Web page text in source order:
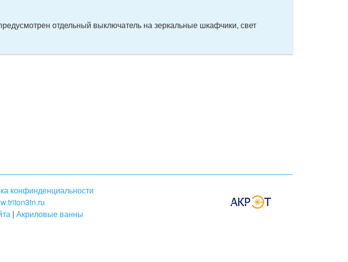
отдельный выключатель на зеркальные шкафчики, свет
конфинденциальности
| Акриловые ванны